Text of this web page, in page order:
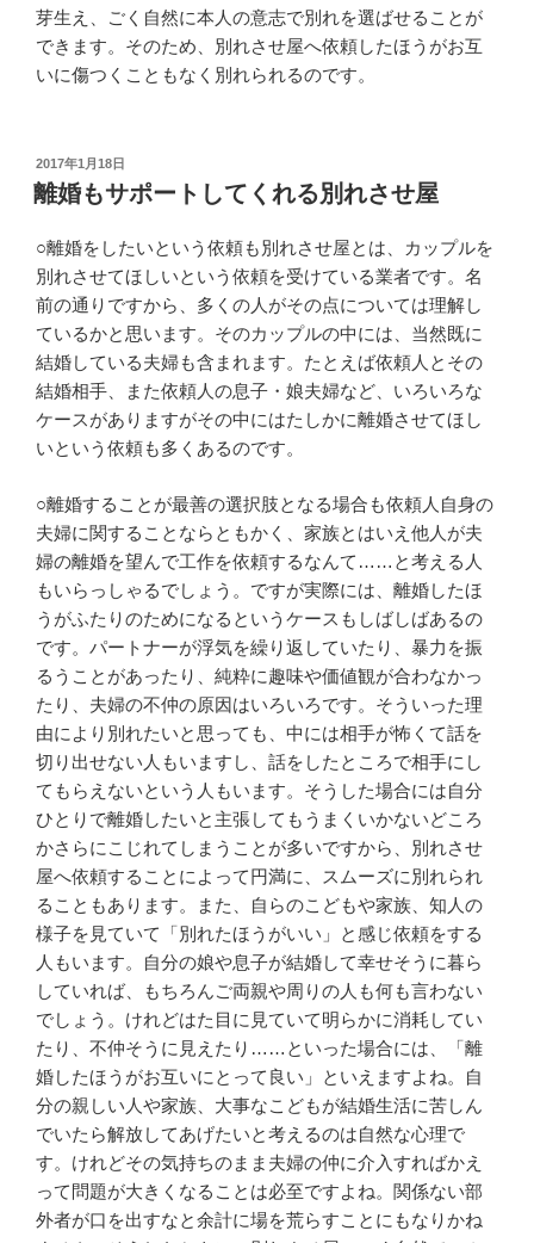
芽生え、ごく自然に本人の意志で別れを選ばせることが
できます。そのため、別れさせ屋へ依頼したほうがお互
いに傷つくこともなく別れられるのです。
投
稿
日:
2017年1月18日
離婚もサポートしてくれる別れさせ屋
○離婚をしたいという依頼も別れさせ屋とは、カップルを
別れさせてほしいという依頼を受けている業者です。名
前の通りですから、多くの人がその点については理解し
ているかと思います。そのカップルの中には、当然既に
結婚している夫婦も含まれます。たとえば依頼人とその
結婚相手、また依頼人の息子・娘夫婦など、いろいろな
ケースがありますがその中にはたしかに離婚させてほし
いという依頼も多くあるのです。
○離婚することが最善の選択肢となる場合も依頼人自身の
夫婦に関することならともかく、家族とはいえ他人が夫
婦の離婚を望んで工作を依頼するなんて……と考える人
もいらっしゃるでしょう。ですが実際には、離婚したほ
うがふたりのためになるというケースもしばしばあるの
です。パートナーが浮気を繰り返していたり、暴力を振
るうことがあったり、純粋に趣味や価値観が合わなかっ
たり、夫婦の不仲の原因はいろいろです。そういった理
由により別れたいと思っても、中には相手が怖くて話を
切り出せない人もいますし、話をしたところで相手にし
てもらえないという人もいます。そうした場合には自分
ひとりで離婚したいと主張してもうまくいかないどころ
かさらにこじれてしまうことが多いですから、別れさせ
屋へ依頼することによって円満に、スムーズに別れられ
ることもあります。また、自らのこどもや家族、知人の
様子を見ていて「別れたほうがいい」と感じ依頼をする
人もいます。自分の娘や息子が結婚して幸せそうに暮ら
していれば、もちろんご両親や周りの人も何も言わない
でしょう。けれどはた目に見ていて明らかに消耗してい
たり、不仲そうに見えたり……といった場合には、「離
婚したほうがお互いにとって良い」といえますよね。自
分の親しい人や家族、大事なこどもが結婚生活に苦しん
でいたら解放してあげたいと考えるのは自然な心理で
す。けれどその気持ちのまま夫婦の仲に介入すればかえ
って問題が大きくなることは必至ですよね。関係ない部
外者が口を出すなと余計に場を荒らすことにもなりかね